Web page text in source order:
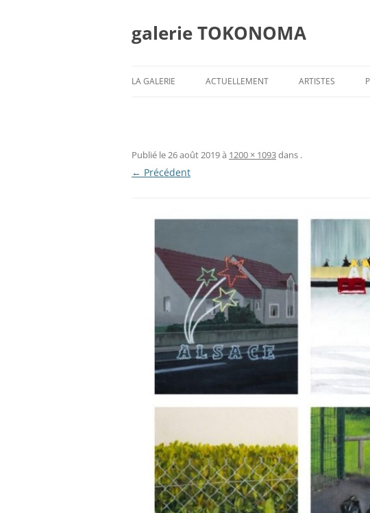
contenu
galerie TOKONOMA
LA GALERIE ACTUELLEMENT ARTISTES
Publié le26 août 2019à 1200 × 1093dans .
← Précédent